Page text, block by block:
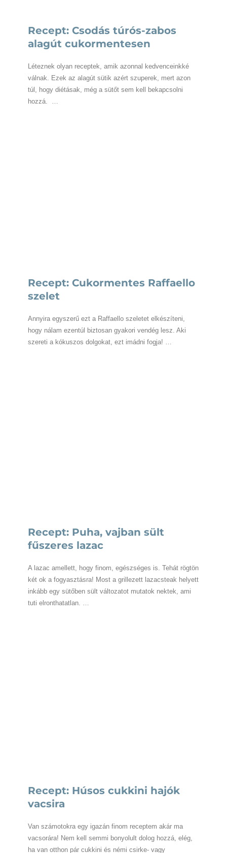
Recept: Csodás túrós-zabos
alagút cukormentesen
Léteznek olyan receptek, amik azonnal kedvenceinkké
válnak. Ezek az alagút sütik azért szuperek, mert azon
túl, hogy diétásak, még a sütőt sem kell bekapcsolni
hozzá. …
Recept: Cukormentes Raffaello
szelet
Annyira egyszerű ezt a Raffaello szeletet elkészíteni,
hogy nálam ezentúl biztosan gyakori vendég lesz. Aki
szereti a kókuszos dolgokat, ezt imádni fogja! …
Recept: Puha, vajban sült
fűszeres lazac
A lazac amellett, hogy finom, egészséges is. Tehát rögtön
két ok a fogyasztásra! Most a grillezett lazacsteak helyett
inkább egy sütőben sült változatot mutatok nektek, ami
tuti elronthatatlan. …
Recept: Húsos cukkini hajók
vacsira
Van számotokra egy igazán finom receptem akár ma
vacsorára! Nem kell semmi bonyolult dolog hozzá, elég,
ha van otthon pár cukkini és némi csirke- vagy